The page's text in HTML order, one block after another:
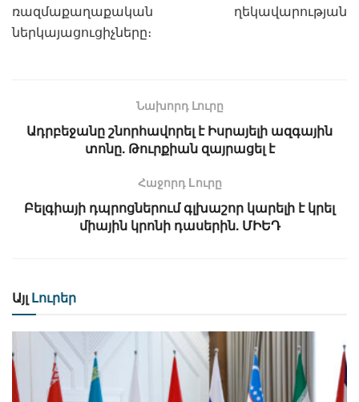
ռազմաքաղաքական ղեկավարության
ներկայացուցիչները։
Նախորդ Լուրը
Ադրբեջանը շնորհավորել է Իսրայելի ազգային
տոնը. Թուրքիան զայրացել է
Հաջորդ Lուրը
Բելգիայի դպրոցներում գլխաշոր կարելի է կրել
միային կրոնի դասերին. ՄԻԵԴ
Այլ Լուրեր